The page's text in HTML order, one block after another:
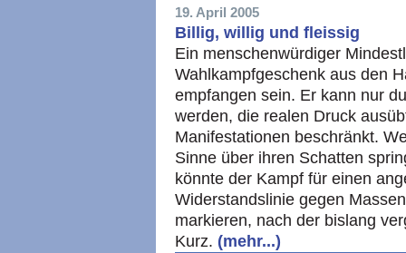
19. April 2005
Billig, willig und fleissig
Ein menschenwürdiger
Wahlkampfgeschenk aus den
empfangen sein. Er kann nur
werden, die realen Druck
Manifestationen beschränkt.
Sinne über ihren Schatten
könnte der Kampf für einen
Widerstandslinie gegen
markieren, nach der bislang
Kurz. (mehr...)